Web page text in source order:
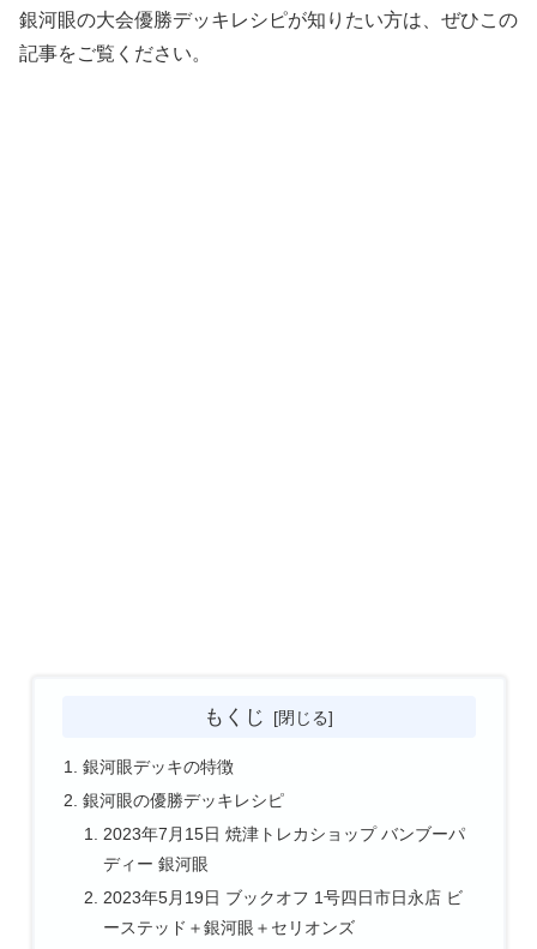
銀河眼の大会優勝デッキレシピが知りたい方は、ぜひこの
記事をご覧ください。
もくじ
銀河眼デッキの特徴
銀河眼の優勝デッキレシピ
2023年7月15日 焼津トレカショップ バンブーパ
ディー 銀河眼
2023年5月19日 ブックオフ 1号四日市日永店 ビ
ーステッド＋銀河眼＋セリオンズ